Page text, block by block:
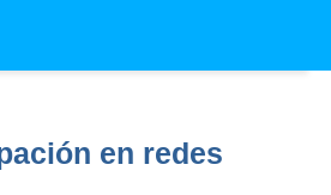
en redes